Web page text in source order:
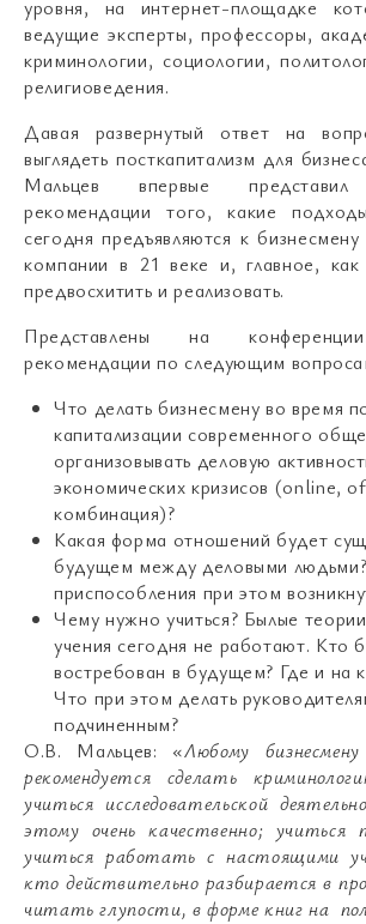
уровня, на интернет-площадке
ведущие эксперты, профессоры,
криминологии, социологии,
религиоведения.
Давая развернутый ответ на
выглядеть посткапитализм для
Мальцев впервые представил
рекомендации того, какие
сегодня предъявляются к
компании в 21 веке и, главное, как
предвосхитить и реализовать.
Представлены на
рекомендации по следующим
Что делать бизнесмену во время
капитализации современного
организовывать деловую
экономических кризисов (online,
комбинация)?
Какая форма отношений будет
будущем между деловыми
приспособления при этом
Чему нужно учиться? Былые
учения сегодня не работают. Кто
востребован в будущем? Где и на
Что при этом делать
подчиненным?
О.В. Мальцев: «Любому
рекомендуется сделать
учиться исследовательской
этому очень качественно; учиться
учиться работать с настоящими
кто действительно разбирается в
читать глупости, в форме книг на